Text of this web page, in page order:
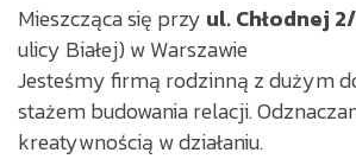
Mieszcząca się przy ul. Chłodnej
ulicy Białej) w Warszawie
Jesteśmy firmą rodzinną z dużym
stażem budowania relacji.
kreatywnością w działaniu.